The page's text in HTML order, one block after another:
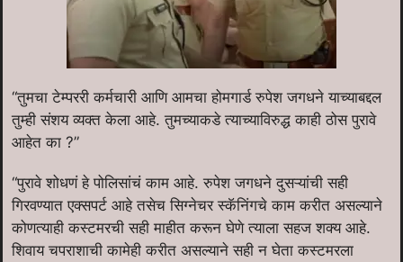
“तुमचा टेम्पररी कर्मचारी आणि आमचा होमगार्ड रुपेश जगधने याच्याबद्दल
तुम्ही संशय व्यक्त केला आहे. तुमच्याकडे त्याच्याविरुद्ध काही ठोस पुरावे
आहेत का ?”
“पुरावे शोधणं हे पोलिसांचं काम आहे. रुपेश जगधने दुसऱ्यांची सही
गिरवण्यात एक्सपर्ट आहे तसेच सिग्नेचर स्कॅनिंगचे काम करीत असल्याने
कोणत्याही कस्टमरची सही माहीत करून घेणे त्याला सहज शक्य आहे.
शिवाय चपराशाची कामेही करीत असल्याने सही न घेता कस्टमरला